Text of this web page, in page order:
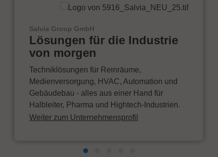
Salvia Group GmbH
Lösungen für die Industrie
von morgen
Techniklösungen für Reinräume,
Medienversorgung, HVAC, Automation und
Gebäudebau - alles aus einer Hand für
Halbleiter, Pharma und Hightech-Industrien.
Weiter zum Unternehmensprofil